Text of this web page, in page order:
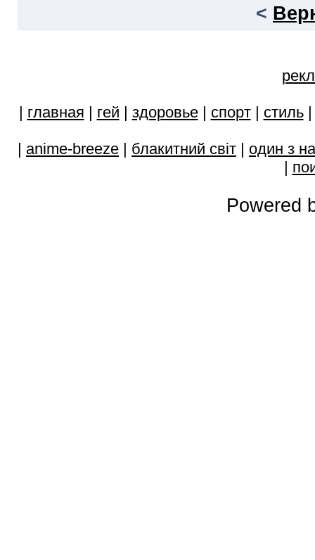
<
| главная | гей | здоровье| спорт| стиль
| anime-breeze | блакитний свiт | один з
|
Powered